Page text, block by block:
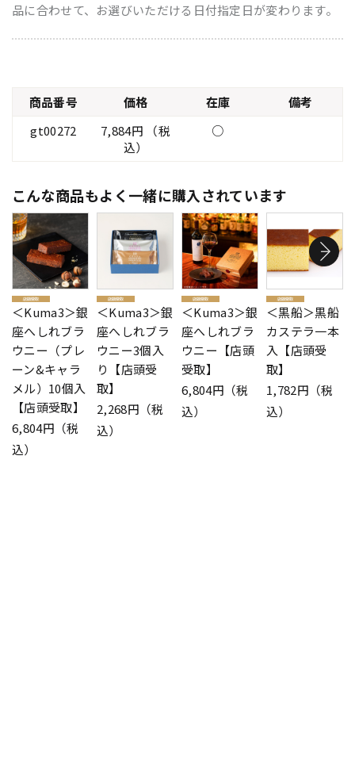
品に合わせて、お選びいただける日付指定日が変わります。
商品番号 価格 在庫
備考
gt00272
7,884円 （税
込）
○
こんな商品もよく一緒に購入されています
＜Kuma3＞銀
座へしれブラ
ウニー（プレ
ーン&キャラ
メル）10個入
【店頭受取】
6,804円（税
込）
＜Kuma3＞銀
座へしれブラ
ウニー3個入
り【店頭受
取】
2,268円（税
込）
＜Kuma3＞銀
座へしれブラ
ウニー【店頭
受取】
6,804円（税
込）
＜黒船＞黒船
カステラ一本
入【店頭受
取】
1,782円（税
込）